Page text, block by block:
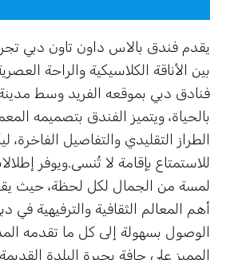
يقدم فندق بالاس داون تاون دبي
بين الأناقة الكلاسيكية والراحة
فنادق دبي بموقعه الفريد وسط
بالحياة، ويتميز الفندق بتصميمه
الطراز التقليدي والتفاصيل الفاخرة،
للاستمتاع بإقامة لا تُنسى.ويوفر
لمسة من الجمال لكل لحظة، حيث
أهم المعالم الثقافية والترفيهية في
الوصول بسهولة إلى كل ما تقدمه
المميز على حافة بحيرة البلدة